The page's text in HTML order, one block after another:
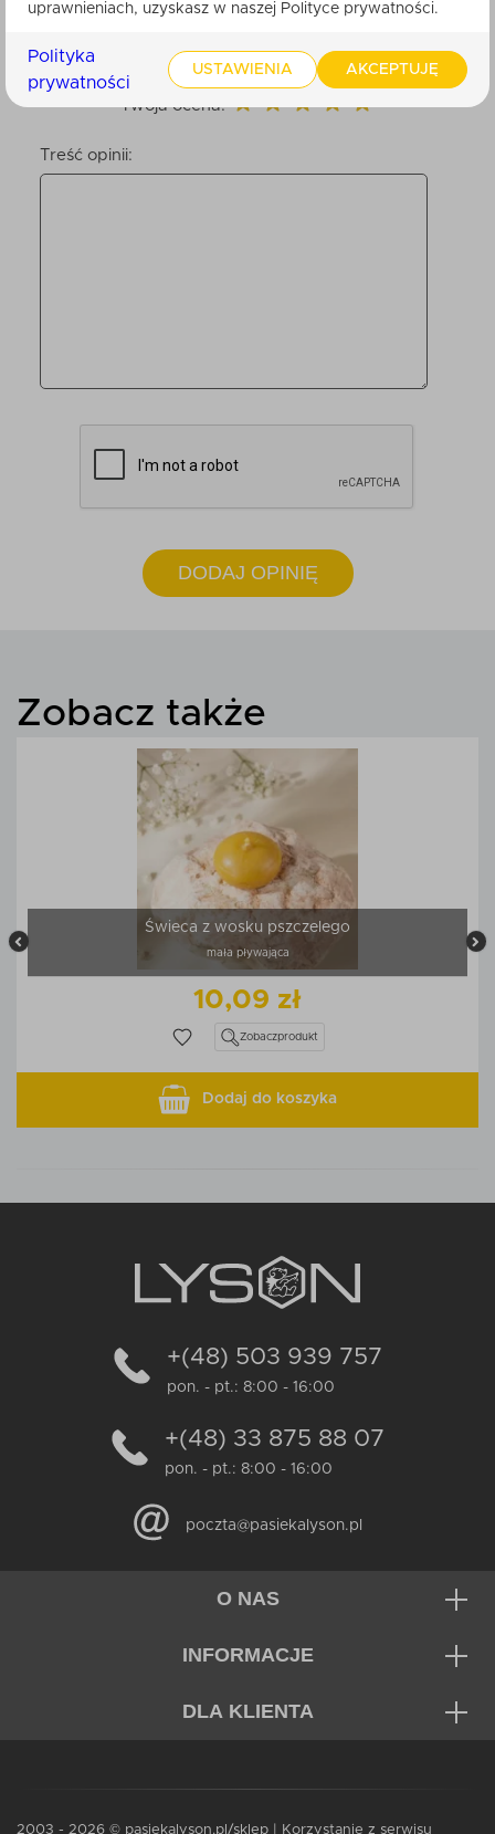
Twoja ocena:
Treść opinii:
DODAJ OPINIĘ
Zobacz także
Świeca z wosku pszczelego
mała pływająca
10,09 zł
Zobaczprodukt
Dodaj do koszyka
+(48) 503 939 757
pon. - pt.: 8:00 - 16:00
+(48) 33 875 88 07
pon. - pt.: 8:00 - 16:00
poczta@pasiekalyson.pl
O NAS
INFORMACJE
DLA KLIENTA
2003 - 2026 © pasiekalyson.pl/sklep | Korzystanie z serwisu
uprawnieniach, uzyskasz w naszej Polityce prywatności.
Polityka
prywatności
USTAWIENIA AKCEPTUJĘ